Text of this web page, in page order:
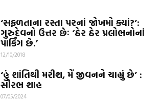
‘સફળતાના રસ્તા પરનાં જોખમો ક્યાં?’:
ગુરુદેવનો ઉત્તર છેઃ ‘ઠેર ઠેર પ્રલોભનોનાં
પાર્કિંગ છે.’
12/10/2018
‘હું શાંતિથી મરીશ, મેં જીવનને ચાહ્યું છે’ :
સૌરભ શાહ
07/05/2024